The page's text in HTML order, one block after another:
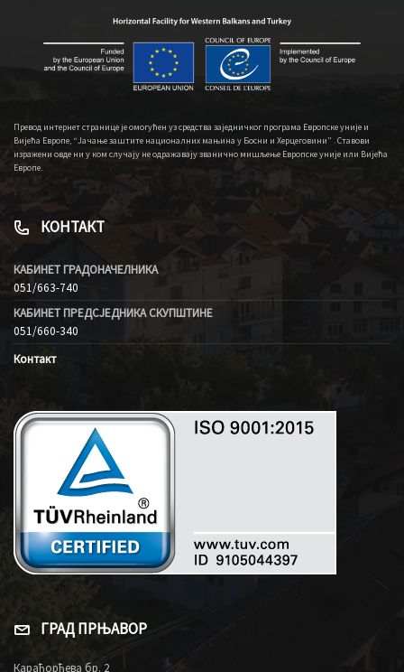
Превод интернет странице је омогућен уз средства заједничког програма Европске уније и
Вијећа Европе, “Јачање заштите националних мањина у Босни и Херцеговини” . Ставови
изражени овде ни у ком случају не одражавају званично мишљење Европске уније или Вијећа
Европе.
КОНТАКТ
КАБИНЕТ ГРАДОНАЧЕЛНИКА
051/663-740
КАБИНЕТ ПРЕДСЈЕДНИКА СКУПШТИНЕ
051/660-340
Контакт
ГРАД ПРЊАВОР
Карађорђева бр. 2